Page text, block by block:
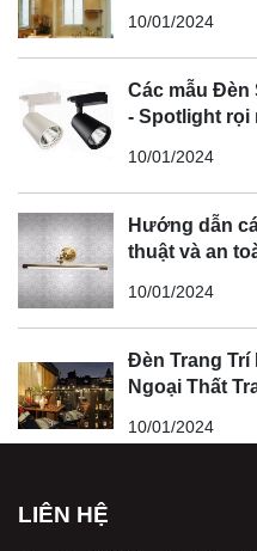
10/01/2024
Các mẫu Đèn
- Spotlight rọi
10/01/2024
Hướng dẫn
thuật và an
10/01/2024
Đèn Trang Trí
Ngoại Thất
10/01/2024
LIÊN HỆ